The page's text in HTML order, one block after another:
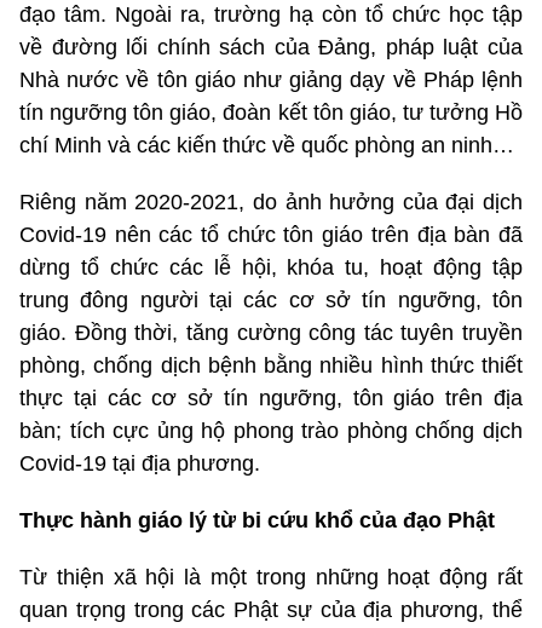
đạo tâm. Ngoài ra, trường hạ còn tổ chức học tập
về đường lối chính sách của Đảng, pháp luật của
Nhà nước về tôn giáo như giảng dạy về Pháp lệnh
tín ngưỡng tôn giáo, đoàn kết tôn giáo, tư tưởng Hồ
chí Minh và các kiến thức về quốc phòng an ninh…
Riêng năm 2020-2021, do ảnh hưởng của đại dịch
Covid-19 nên các tổ chức tôn giáo trên địa bàn đã
dừng tổ chức các lễ hội, khóa tu, hoạt động tập
trung đông người tại các cơ sở tín ngưỡng, tôn
giáo. Đồng thời, tăng cường công tác tuyên truyền
phòng, chống dịch bệnh bằng nhiều hình thức thiết
thực tại các cơ sở tín ngưỡng, tôn giáo trên địa
bàn; tích cực ủng hộ phong trào phòng chống dịch
Covid-19 tại địa phương.
Thực hành giáo lý từ bi cứu khổ của đạo Phật
Từ thiện xã hội là một trong những hoạt động rất
quan trọng trong các Phật sự của địa phương, thể